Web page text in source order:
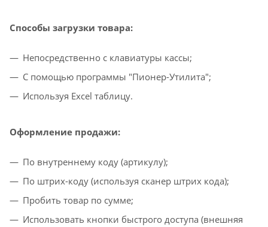
Способы загрузки товара:
Непосредственно с клавиатуры кассы;
С помощью программы "Пионер-Утилита";
Используя Excel таблицу.
Оформление продажи:
По внутреннему коду (артикулу);
По штрих-коду (используя сканер штрих кода);
Пробить товар по сумме;
Использовать кнопки быстрого доступа (внешняя